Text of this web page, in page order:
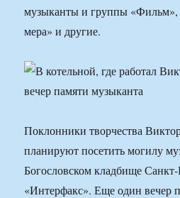
музыканты и группы «Фильм»,
мера» и другие.
Поклонники творчества
планируют посетить могилу
Богословском кладбище
«Интерфакс». Еще один вечер